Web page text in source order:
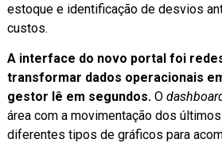
estoque e identificação de desvios
custos.
A interface do novo portal foi
transformar dados operacionais
gestor lê em segundos. O
área com a movimentação dos
diferentes tipos de gráficos para